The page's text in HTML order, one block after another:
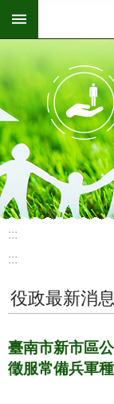
跳到主要內容區塊
:::
:::
役政最新消息
臺南市新市區
徵服常備兵軍